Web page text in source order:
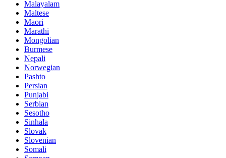
Malayalam
Maltese
Maori
Marathi
Mongolian
Burmese
Nepali
Norwegian
Pashto
Persian
Punjabi
Serbian
Sesotho
Sinhala
Slovak
Slovenian
Somali